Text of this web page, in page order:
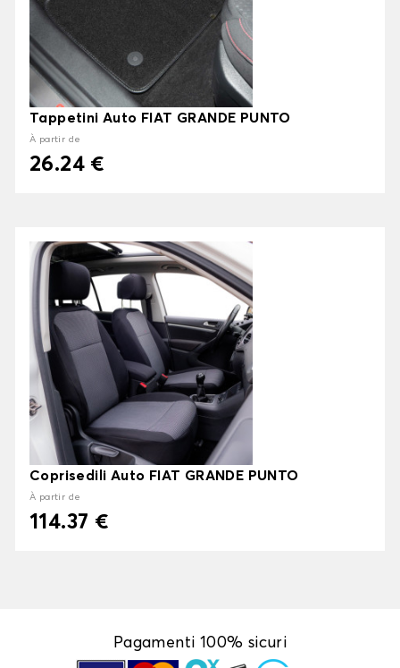
Tappetini Auto FIAT GRANDE PUNTO
À partir de
26.24 €
Coprisedili Auto FIAT GRANDE PUNTO
À partir de
114.37 €
Pagamenti 100% sicuri